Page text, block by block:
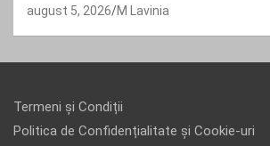
august 5, 2026 M Lavinia
Termeni și Condiții
Politica de Confidențialitate și Cookie-uri